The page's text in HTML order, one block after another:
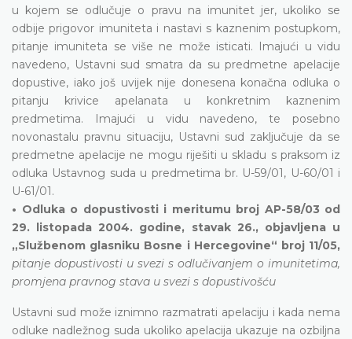
u kojem se odlučuje o pravu na imunitet jer, ukoliko se
odbije prigovor imuniteta i nastavi s kaznenim postupkom,
pitanje imuniteta se više ne može isticati. Imajući u vidu
navedeno, Ustavni sud smatra da su predmetne apelacije
dopustive, iako još uvijek nije donesena konačna odluka o
pitanju krivice apelanata u konkretnim kaznenim
predmetima. Imajući u vidu navedeno, te posebno
novonastalu pravnu situaciju, Ustavni sud zaključuje da se
predmetne apelacije ne mogu riješiti u skladu s praksom iz
odluka Ustavnog suda u predmetima br. U-59/01, U-60/01 i
U-61/01.
• Odluka o dopustivosti i meritumu broj AP-58/03 od
29. listopada 2004. godine, stavak 26., objavljena u
„Službenom glasniku Bosne i Hercegovine“ broj 11/05,
pitanje dopustivosti u svezi s odlučivanjem o imunitetima,
promjena pravnog stava u svezi s dopustivošću
Ustavni sud može iznimno razmatrati apelaciju i kada nema
odluke nadležnog suda ukoliko apelacija ukazuje na ozbiljna